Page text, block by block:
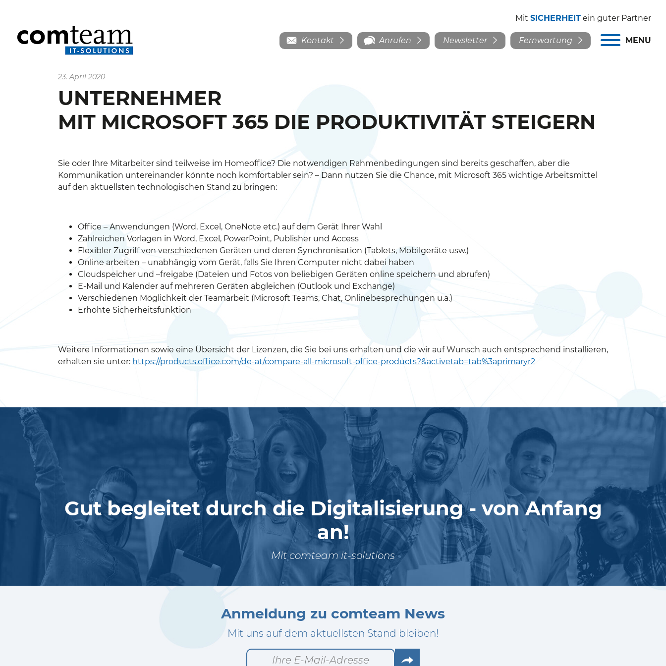
Mit SICHERHEIT ein guter Partner
Kontakt Anrufen Newsletter Fernwartung MENU
23. April 2020
UNTERNEHMER
MIT MICROSOFT 365 DIE PRODUKTIVITÄT STEIGERN
Sie oder Ihre Mitarbeiter sind teilweise im Homeoffice? Die notwendigen Rahmenbedingungen sind bereits geschaffen, aber die
Kommunikation untereinander könnte noch komfortabler sein? – Dann nutzen Sie die Chance, mit Microsoft 365 wichtige Arbeitsmittel
auf den aktuellsten technologischen Stand zu bringen:
Office – Anwendungen (Word, Excel, OneNote etc.) auf dem Gerät Ihrer Wahl
Zahlreichen Vorlagen in Word, Excel, PowerPoint, Publisher und Access
Flexibler Zugriff von verschiedenen Geräten und deren Synchronisation (Tablets, Mobilgeräte usw.)
Online arbeiten – unabhängig vom Gerät, falls Sie Ihren Computer nicht dabei haben
Cloudspeicher und –freigabe (Dateien und Fotos von beliebigen Geräten online speichern und abrufen)
E-Mail und Kalender auf mehreren Geräten abgleichen (Outlook und Exchange)
Verschiedenen Möglichkeit der Teamarbeit (Microsoft Teams, Chat, Onlinebesprechungen u.a.)
Erhöhte Sicherheitsfunktion
Weitere Informationen sowie eine Übersicht der Lizenzen, die Sie bei uns erhalten und die wir auf Wunsch auch entsprechend installieren,
erhalten sie unter: https://products.office.com/de-at/compare-all-microsoft-office-products?&activetab=tab%3aprimaryr2
Gut begleitet durch die Digitalisierung - von Anfang
an!
Mit comteam it-solutions
Anmeldung zu comteam News
Mit uns auf dem aktuellsten Stand bleiben!